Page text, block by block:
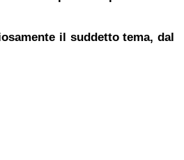
il suddetto tema, dal